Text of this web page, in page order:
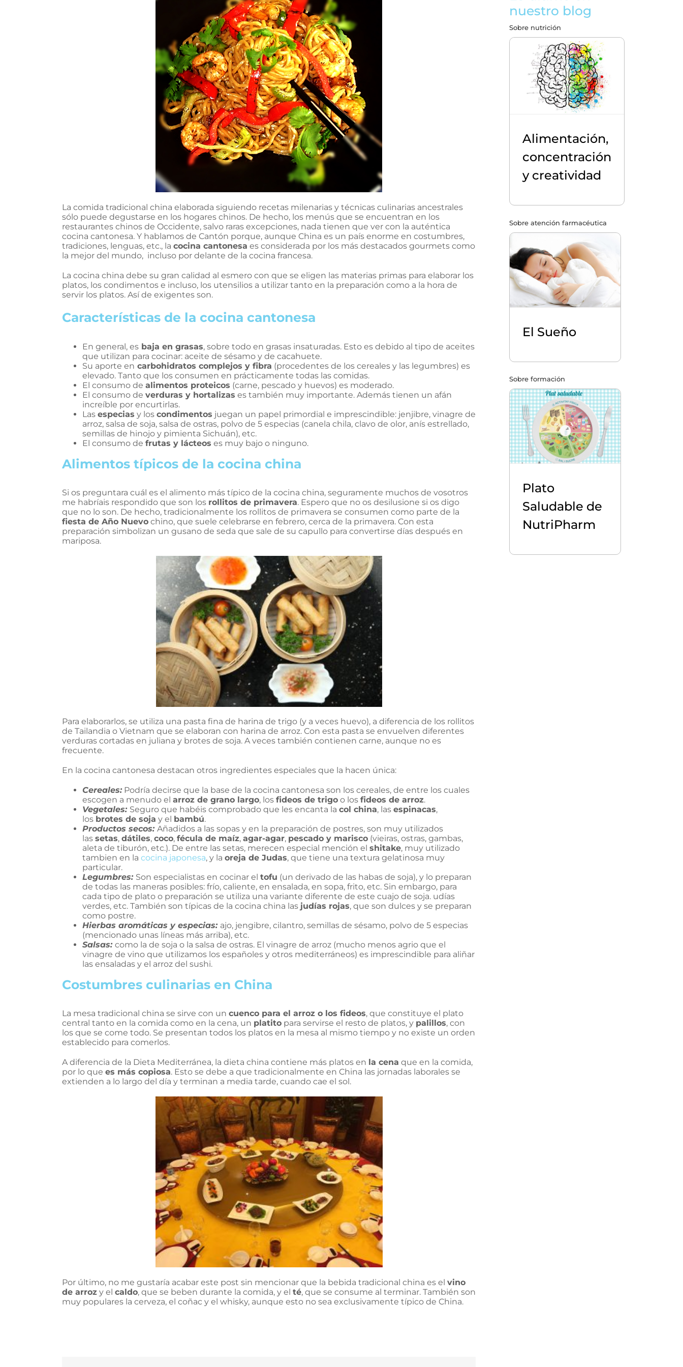
La comida tradicional china elaborada siguiendo recetas milenarias y técnicas culinarias ancestrales
sólo puede degustarse en los hogares chinos. De hecho, los menús que se encuentran en los
restaurantes chinos de Occidente, salvo raras excepciones, nada tienen que ver con la auténtica
cocina cantonesa. Y hablamos de Cantón porque, aunque China es un país enorme en costumbres,
tradiciones, lenguas, etc., la cocina cantonesa es considerada por los más destacados gourmets como
la mejor del mundo, incluso por delante de la cocina francesa.
La cocina china debe su gran calidad al esmero con que se eligen las materias primas para elaborar los
platos, los condimentos e incluso, los utensilios a utilizar tanto en la preparación como a la hora de
servir los platos. Así de exigentes son.
Características de la cocina cantonesa
En general, es baja en grasas, sobre todo en grasas insaturadas. Esto es debido al tipo de aceites
que utilizan para cocinar: aceite de sésamo y de cacahuete.
Su aporte en carbohidratos complejos y fibra (procedentes de los cereales y las legumbres) es
elevado. Tanto que los consumen en prácticamente todas las comidas.
El consumo de alimentos proteicos (carne, pescado y huevos) es moderado.
El consumo de verduras y hortalizas es también muy importante. Además tienen un afán
increíble por encurtirlas.
Las especias y los condimentos juegan un papel primordial e imprescindible: jenjibre, vinagre de
arroz, salsa de soja, salsa de ostras, polvo de 5 especias (canela chila, clavo de olor, anís estrellado,
semillas de hinojo y pimienta Sichuán), etc.
El consumo de frutas y lácteos es muy bajo o ninguno.
Alimentos típicos de la cocina china
Si os preguntara cuál es el alimento más típico de la cocina china, seguramente muchos de vosotros
me habríais respondido que son los rollitos de primavera. Espero que no os desilusione si os digo
que no lo son. De hecho, tradicionalmente los rollitos de primavera se consumen como parte de la
fiesta de Año Nuevo chino, que suele celebrarse en febrero, cerca de la primavera. Con esta
preparación simbolizan un gusano de seda que sale de su capullo para convertirse días después en
mariposa.
Para elaborarlos, se utiliza una pasta fina de harina de trigo (y a veces huevo), a diferencia de los rollitos
de Tailandia o Vietnam que se elaboran con harina de arroz. Con esta pasta se envuelven diferentes
verduras cortadas en juliana y brotes de soja. A veces también contienen carne, aunque no es
frecuente.
En la cocina cantonesa destacan otros ingredientes especiales que la hacen única:
Cereales:Podría decirse que la base de la cocina cantonesa son los cereales, de entre los cuales
escogen a menudo el arroz de grano largo, los fideos de trigo o los fideos de arroz.
Vegetales: Seguro que habéis comprobado que les encanta la col china, las espinacas,
los brotes de soja y el bambú.
Productos secos: Añadidos a las sopas y en la preparación de postres, son muy utilizados
las setas, dátiles, coco, fécula de maíz, agar-agar, pescado y marisco (vieiras, ostras, gambas,
aleta de tiburón, etc.). De entre las setas, merecen especial mención el shitake, muy utilizado
tambien en la cocina japonesa, y la oreja de Judas, que tiene una textura gelatinosa muy
particular.
Legumbres: Son especialistas en cocinar el tofu (un derivado de las habas de soja), y lo preparan
de todas las maneras posibles: frío, caliente, en ensalada, en sopa, frito, etc. Sin embargo, para
cada tipo de plato o preparación se utiliza una variante diferente de este cuajo de soja. udías
verdes, etc. También son típicas de la cocina china las judías rojas, que son dulces y se preparan
como postre.
Hierbas aromáticas y especias: ajo, jengibre, cilantro, semillas de sésamo, polvo de 5 especias
(mencionado unas líneas más arriba), etc.
Salsas: como la de soja o la salsa de ostras. El vinagre de arroz (mucho menos agrio que el
vinagre de vino que utilizamos los españoles y otros mediterráneos) es imprescindible para aliñar
las ensaladas y el arroz del sushi.
Costumbres culinarias en China
La mesa tradicional china se sirve con un cuenco para el arroz o los fideos, que constituye el plato
central tanto en la comida como en la cena, un platito para servirse el resto de platos, y palillos, con
los que se come todo. Se presentan todos los platos en la mesa al mismo tiempo y no existe un orden
establecido para comerlos.
A diferencia de la Dieta Mediterránea, la dieta china contiene más platos en la cena que en la comida,
por lo que es más copiosa. Esto se debe a que tradicionalmente en China las jornadas laborales se
extienden a lo largo del día y terminan a media tarde, cuando cae el sol.
Por último, no me gustaría acabar este post sin mencionar que la bebida tradicional china es el vino
de arroz y el caldo, que se beben durante la comida, y el té, que se consume al terminar. También son
muy populares la cerveza, el coñac y el whisky, aunque esto no sea exclusivamente típico de China.
nuestro blog
Sobre nutrición
Alimentación,
concentración
y creatividad
Sobre atención farmacéutica
El Sueño
Sobre formación
Plato
Saludable de
NutriPharm